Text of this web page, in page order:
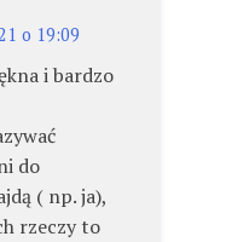
o 19:09
i bardzo
do
( np. ja),
rzeczy to